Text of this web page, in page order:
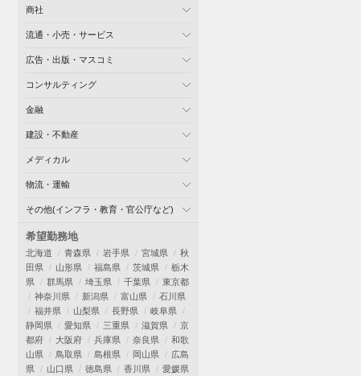
商社
流通・小売・サービス
広告・出版・マスコミ
コンサルティング
金融
建設・不動産
メディカル
物流・運輸
その他(インフラ・教育・官公庁など)
希望勤務地
北海道 青森県 岩手県 宮城県
秋
田県
山形県 福島県 茨城県
栃木
県
群馬県 埼玉県 千葉県
東京都
神奈川県
新潟県 富山県
石川県
福井県
山梨県 長野県
岐阜県
静岡県
愛知県 三重県 滋賀県
京
都府
大阪府 兵庫県 奈良県
和歌
山県
鳥取県 島根県 岡山県
広島
県
山口県 徳島県 香川県
愛媛県